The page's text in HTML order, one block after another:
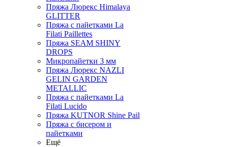
Пряжа Люрекс Himalaya
GLITTER
Пряжа с пайетками La
Filati Paillettes
Пряжа SEAM SHINY
DROPS
Микропайетки 3 мм
Пряжа Люрекс NAZLI
GELIN GARDEN
METALLIC
Пряжа с пайетками La
Filati Lucido
Пряжа KUTNOR Shine Pail
Пряжа с бисером и
пайетками
Ещё